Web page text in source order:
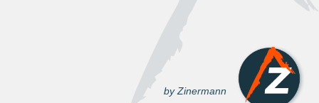
by Zinermann